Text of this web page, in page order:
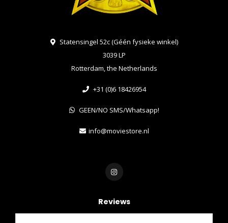
Statensingel 52c (Géén fysieke winkel)
3039 LP
Rotterdam, the Netherlands
+31 (0)6 18426954
GEEN/NO SMS/Whatsapp!
info@moviestore.nl
Reviews